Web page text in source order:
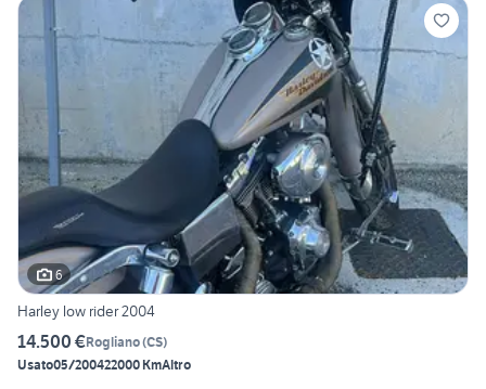
6
Harley low rider 2004
14.500 €Rogliano(CS)
Usato05/200422000 KmAltro